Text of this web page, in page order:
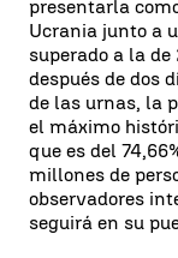
presentarla
Ucrania junto a
superado a la de
después de dos
de las urnas, la
el máximo
que es del
millones de
observadores
seguirá en su